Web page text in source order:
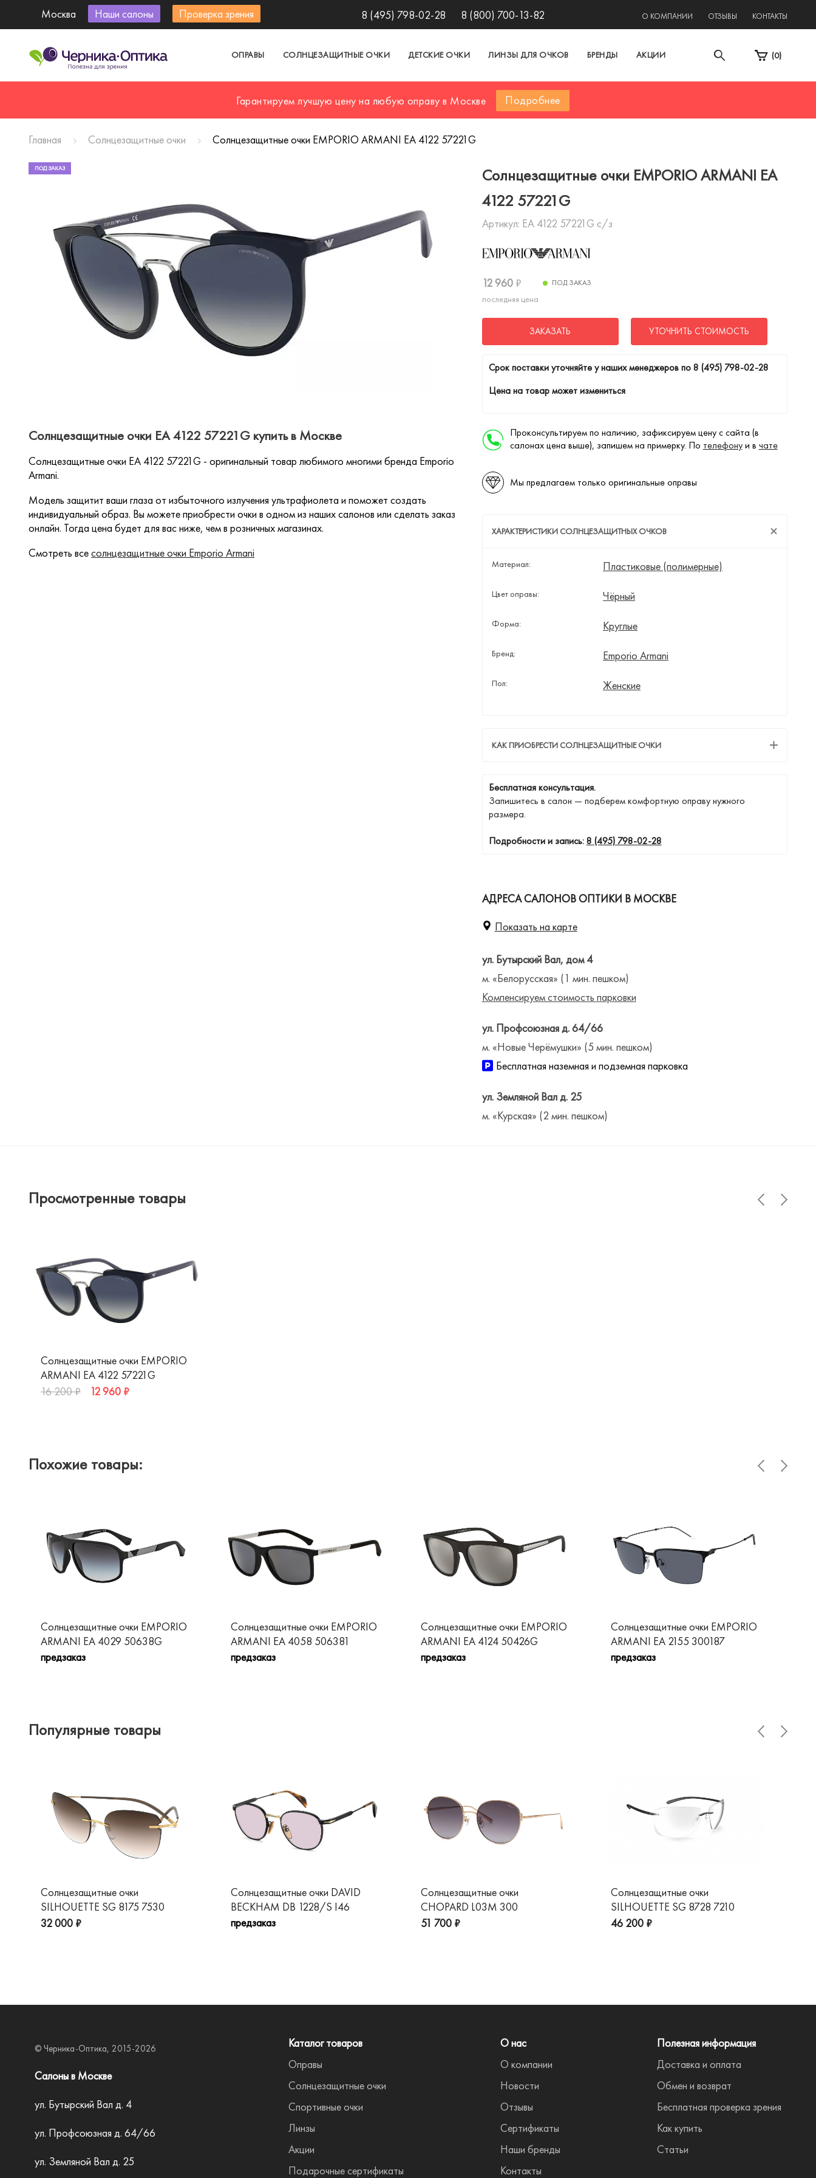
Москва Наши салоны Проверка зрения 8 (495) 798-02-28 8 (800) 700-13-82 О КОМПАНИИ ОТЗЫВЫ КОНТАКТЫ
ОПРАВЫ СОЛНЦЕЗАЩИТНЫЕ ОЧКИ ДЕТСКИЕ ОЧКИ ЛИНЗЫ ДЛЯ ОЧКОВ БРЕНДЫ АКЦИИ (0)
Гарантируем лучшую цену на любую оправу в Москве Подробнее
Главная Солнцезащитные очки Солнцезащитные очки EMPORIO ARMANI EA 4122 57221G
Солнцезащитные очки EMPORIO ARMANI EA
4122 57221G
Артикул: EA 4122 57221G с/з
12 960 ₽
последняя цена
ПОД ЗАКАЗ
ЗАКАЗАТЬ УТОЧНИТЬ СТОИМОСТЬ
Cрок поставки уточняйте у наших менеджеров по8 (495) 798-02-28
Цена на товар может измениться
Проконсультируем по наличию, зафиксируем цену с сайта (в
салонах цена выше), запишем на примерку. По телефонуи в чате
Мы предлагаем только оригинальные оправы
ХАРАКТЕРИСТИКИ СОЛНЦЕЗАЩИТНЫХ ОЧКОВ
Материал: Пластиковые (полимерные)
Цвет оправы: Чёрный
Форма: Круглые
Бренд: Emporio Armani
Пол: Женские
КАК ПРИОБРЕСТИ СОЛНЦЕЗАЩИТНЫЕ ОЧКИ
Бесплатная консультация.
Запишитесь в салон — подберем комфортную оправу нужного
размера.
Подробности и запись:8 (495) 798-02-28
АДРЕСА САЛОНОВ ОПТИКИ В МОСКВЕ
Показать на карте
ул. Бутырский Вал, дом 4
м. «Белорусская» (1 мин. пешком)
Компенсируем стоимость парковки
ул. Профсоюзная д. 64/66
м. «Новые Черёмушки» (5 мин. пешком)
Бесплатная наземная и подземная парковка
ул. Земляной Вал д. 25
м. «Курская» (2 мин. пешком)
ПОД ЗАКАЗ
Солнцезащитные очки EA 4122 57221G купить в Москве
Солнцезащитные очки EA 4122 57221G - оригинальный товар любимого многими бренда Emporio
Armani.
Модель защитит ваши глаза от избыточного излучения ультрафиолета и поможет создать
индивидуальный образ. Вы можете приобрести очки в одном из наших салонов или сделать заказ
онлайн. Тогда цена будет для вас ниже, чем в розничных магазинах.
Смотреть всесолнцезащитные очки Emporio Armani
Просмотренные товары
Солнцезащитные очки EMPORIO
ARMANI EA 4122 57221G
16 200 ₽
12 960 ₽
Похожие товары:
Солнцезащитные очки EMPORIO
ARMANI EA 4029 50638G
предзаказ
Солнцезащитные очки EMPORIO
ARMANI EA 4058 506381
предзаказ
Солнцезащитные очки EMPORIO
ARMANI EA 4124 50426G
предзаказ
Солнцезащитные очки EMPORIO
ARMANI EA 2155 300187
предзаказ
Популярные товары
Солнцезащитные очки
SILHOUETTE SG 8175 7530
32 000 ₽
Солнцезащитные очки DAVID
BECKHAM DB 1228/S I46
предзаказ
Солнцезащитные очки
CHOPARD L03M 300
51 700 ₽
Солнцезащитные очки
SILHOUETTE SG 8728 7210
46 200 ₽
© Черника-Оптика, 2015-2026
Салоны в Москве
ул. Бутырский Вал д. 4
ул. Профсоюзная д. 64/66
ул. Земляной Вал д. 25
Каталог товаров
Оправы
Солнцезащитные очки
Спортивные очки
Линзы
Акции
Подарочные сертификаты
О нас
О компании
Новости
Отзывы
Сертификаты
Наши бренды
Контакты
Полезная информация
Доставка и оплата
Обмен и возврат
Бесплатная проверка зрения
Как купить
Статьи